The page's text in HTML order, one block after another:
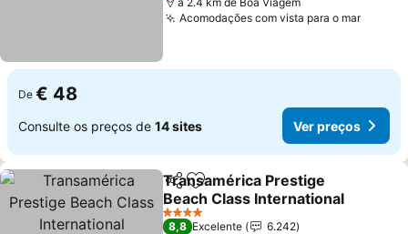
Acomodações com vista para o marVer
De € 48
Consulte os preços de 14 sites Ver preços
PartilharAdicionar aos favoritos
Transamérica Prestige
Beach Class International
Ver preços
4 Estrelas
8,8 Excelente
6.242